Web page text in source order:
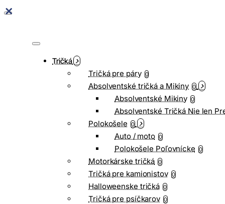
Tričká
Tričká pre páry 0
Absolventské tričká a Mikiny 0
Absolventské Mikiny 0
Absolventské Tričká Nie len
Polokošele 0
Auto / moto 0
Polokošele Poľovnícke 0
Motorkárske tričká 0
Tričká pre kamionistov 0
Halloweenske tričká 0
Tričká pre psíčkarov 0